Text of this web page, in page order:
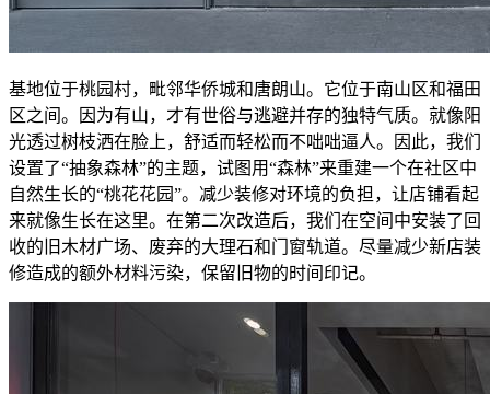
基地位于桃园村，毗邻华侨城和唐朗山。它位于南山区和福田
区之间。因为有山，才有世俗与逃避并存的独特气质。就像阳
光透过树枝洒在脸上，舒适而轻松而不咄咄逼人。因此，我们
设置了“抽象森林”的主题，试图用“森林”来重建一个在社区中
自然生长的“桃花花园”。减少装修对环境的负担，让店铺看起
来就像生长在这里。在第二次改造后，我们在空间中安装了回
收的旧木材广场、废弃的大理石和门窗轨道。尽量减少新店装
修造成的额外材料污染，保留旧物的时间印记。